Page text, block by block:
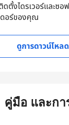
ดตั้งไดรเวอร์และซ
อร์ของคุณ
ดูการดาวน์โหลด
คู่มือ และกา